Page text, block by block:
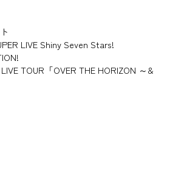
LIVE Shiny Seven Stars!
TOUR「OVER THE HORIZON ～&